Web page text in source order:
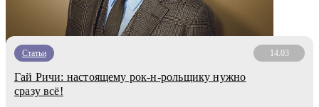
Статьи 14.03
Гай Ричи: настоящему рок-н-рольщику нужно
сразу всё!